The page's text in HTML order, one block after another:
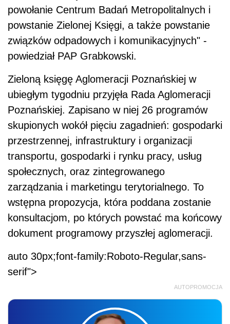
powołanie Centrum Badań Metropolitalnych i
powstanie Zielonej Księgi, a także powstanie
związków odpadowych i komunikacyjnych" -
powiedział PAP Grabkowski.
Zieloną księgę Aglomeracji Poznańskiej w
ubiegłym tygodniu przyjęła Rada Aglomeracji
Poznańskiej. Zapisano w niej 26 programów
skupionych wokół pięciu zagadnień: gospodarki
przestrzennej, infrastruktury i organizacji
transportu, gospodarki i rynku pracy, usług
społecznych, oraz zintegrowanego
zarządzania i marketingu terytorialnego. To
wstępna propozycja, która poddana zostanie
konsultacjom, po których powstać ma końcowy
dokument programowy przyszłej aglomeracji.
auto 30px;font-family:Roboto-Regular,sans-
serif">
AUTOPROMOCJA